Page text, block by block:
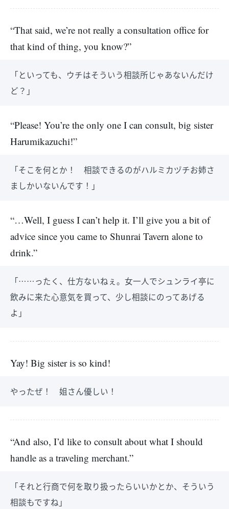
“That said, we’re not really a consultation office for
that kind of thing, you know?”
「といっても、ウチはそういう相談所じゃあないんだけ
ど？」
“Please! You’re the only one I can consult, big sister
Harumikazuchi!”
「そこを何とか！ 相談できるのがハルミカヅチお姉さ
ましかいないんです！」
“…Well, I guess I can’t help it. I’ll give you a bit of
advice since you came to Shunrai Tavern alone to
drink.”
「……ったく、仕方ないねぇ。女一人でシュンライ亭に
飲みに来た心意気を買って、少し相談にのってあげる
よ」
Yay! Big sister is so kind!
やったぜ！ 姐さん優しい！
“And also, I’d like to consult about what I should
handle as a traveling merchant.”
「それと行商で何を取り扱ったらいいかとか、そういう
相談もですね」